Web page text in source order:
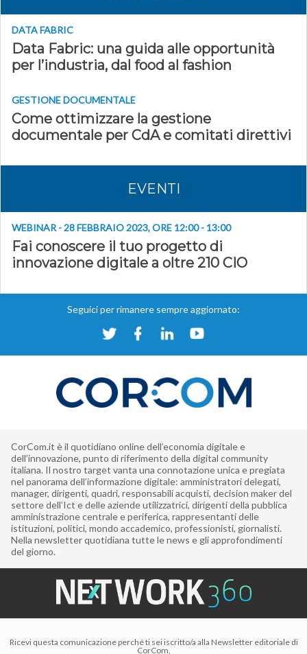
DATA FABRIC
Data Fabric: una guida alle opportunità
per l’industria, dal food al fashion
GESTIONE DOCUMENTALE
Come ottimizzare la gestione
documentale per CdA e comitati direttivi
EVENTI
WEBINAR - 28 FEBBRAIO 2023, ORE 12:00 - 13:00
Fai conoscere il tuo progetto di
innovazione digitale a oltre 210 CIO
Seguici per rimanere sempre aggiornato:
CorCom.it è il quotidiano online dell’economia digitale e
dell’innovazione, punto di riferimento della digital community
italiana. Il nostro target vanta una connotazione unica e pregiata
nel panorama dell’informazione digitale: amministratori delegati,
manager, dirigenti, quadri, responsabili acquisti, decision maker del
settore dell’Ict e delle aziende utilizzatrici, dirigenti della pubblica
amministrazione centrale e periferica, rappresentanti delle
istituzioni, politici, mondo accademico, professionisti, giornalisti.
Nella newsletter quotidiana tutte le news e gli approfondimenti
del giorno.
Ricevi questa comunicazione perché ti sei iscritto/a alla Newsletter editoriale di
CorCom,